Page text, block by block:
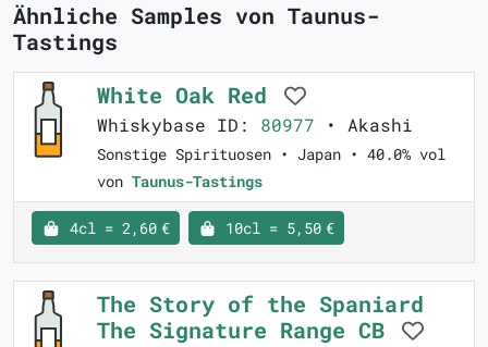
Ähnliche Samples von Taunus-
Tastings
White Oak Red
Whiskybase ID: 80977 • Akashi
Sonstige Spirituosen • Japan • 40.0% vol
von Taunus-Tastings
4cl = 2,60 € 10cl = 5,50 €
The Story of the Spaniard
The Signature Range CB